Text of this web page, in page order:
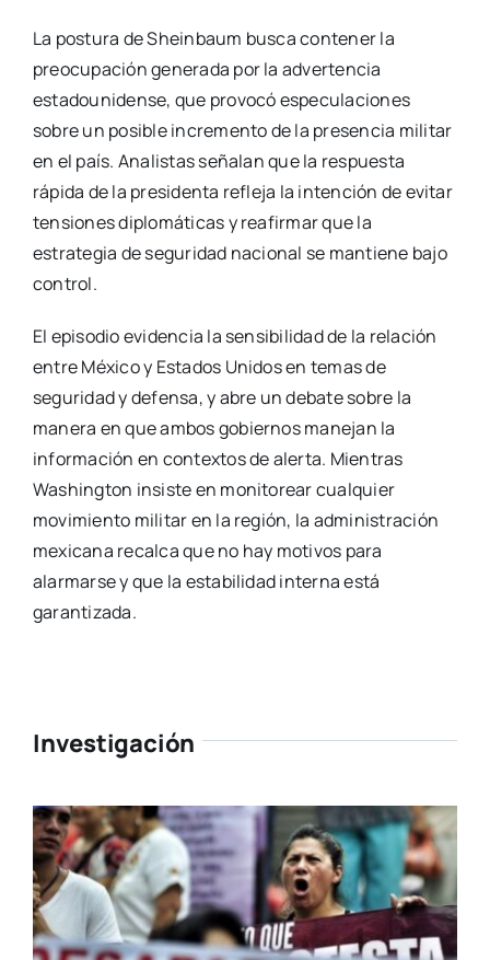
La postura de Sheinbaum busca contener la
preocupación generada por la advertencia
estadounidense, que provocó especulaciones
sobre un posible incremento de la presencia militar
en el país. Analistas señalan que la respuesta
rápida de la presidenta refleja la intención de evitar
tensiones diplomáticas y reafirmar que la
estrategia de seguridad nacional se mantiene bajo
control.
El episodio evidencia la sensibilidad de la relación
entre México y Estados Unidos en temas de
seguridad y defensa, y abre un debate sobre la
manera en que ambos gobiernos manejan la
información en contextos de alerta. Mientras
Washington insiste en monitorear cualquier
movimiento militar en la región, la administración
mexicana recalca que no hay motivos para
alarmarse y que la estabilidad interna está
garantizada.
Investigación